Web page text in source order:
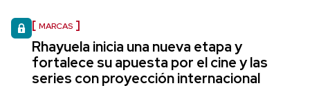
MARCAS
Rhayuela inicia una nueva etapa y
fortalece su apuesta por el cine y las
series con proyección internacional